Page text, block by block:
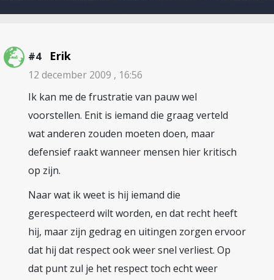
#4 Erik
12 december 2009 , 16:56
Ik kan me de frustratie van pauw wel
voorstellen. Enit is iemand die graag verteld
wat anderen zouden moeten doen, maar
defensief raakt wanneer mensen hier kritisch
op zijn.
Naar wat ik weet is hij iemand die
gerespecteerd wilt worden, en dat recht heeft
hij, maar zijn gedrag en uitingen zorgen ervoor
dat hij dat respect ook weer snel verliest. Op
dat punt zul je het respect toch echt weer